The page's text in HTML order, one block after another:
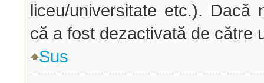
liceu/universitate etc.). Dacă
că a fost dezactivată de către
Sus